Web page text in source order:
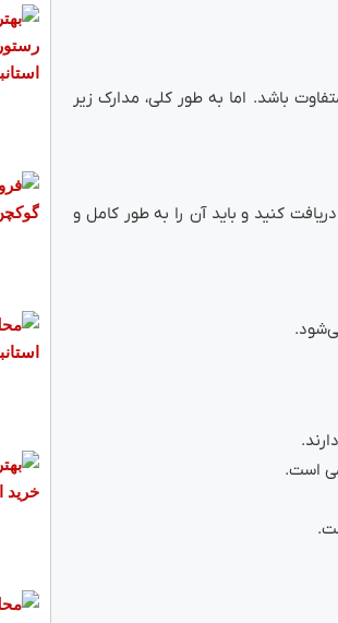
باشد. اما به طور کلی، مدارک زیر
کنید و باید آن را به طور کامل و
است.